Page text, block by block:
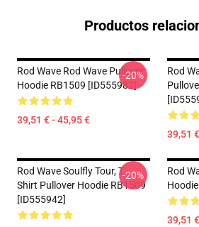
Productos
Rod Wave Rod Wave Pullover
Hoodie RB1509 [ID555982]
39,51 € - 45,95 €
-20%
Rod
39,51
Rod Wave Soulfly Tour, T -
Shirt Pullover Hoodie RB1509
[ID555942]
-20%
Rod
39,51